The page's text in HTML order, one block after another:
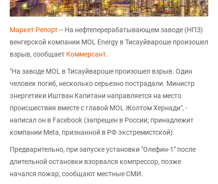
Маркет Репорт-- На нефтеперерабатывающем заводе (НПЗ)
венгерской компании MOL Energy в Тисауйвароше произошел
взрыв, сообщает Коммерсант.
"На заводе MOL в Тисауйвароше произошел взрыв. Один
человек погиб, несколько серьезно пострадали. Министр
энергетики Иштван Капитани направляется на место
происшествия вместе с главой MOL Жолтом Хернади", -
написал он в Facebook (запрещен в России; принадлежит
компании Meta, признанной в РФ экстремистской).
Предварительно, при запуске установки "Олефин-1" после
длительной остановки взорвался компрессор, позже
начался пожар, сообщают местные СМИ.